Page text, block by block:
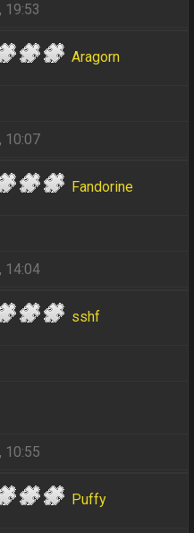
19:53
Aragorn
10:07
Fandorine
14:04
sshf
10:55
Puffy